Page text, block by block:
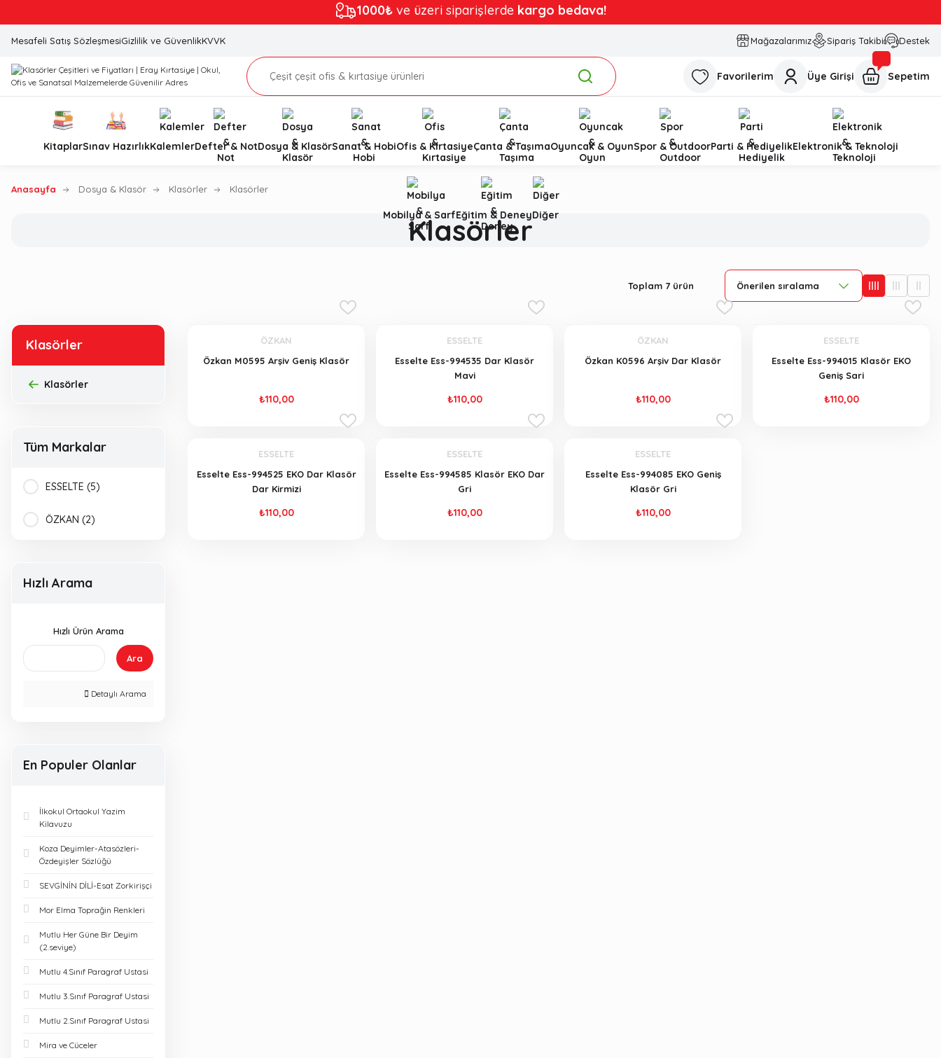
1000₺ve üzeri siparişlerde kargo bedava!
Mesafeli Satış SözleşmesiGizlilik ve GüvenlikKVVK Mağazalarımız Sipariş Takibi Destek
Favorilerim Üye Girişi Sepetim
KitaplarSınav HazırlıkKalemlerDefter & NotDosya & KlasörSanat & HobiOfis & KırtasiyeÇanta & TaşımaOyuncak & OyunSpor & OutdoorParti & HediyelikElektronik & Teknoloji
Mobilya & SarfEğitim & DeneyDiğer
Anasayfa Dosya & Klasör Klasörler Klasörler
Klasörler
Toplam 7 ürün
Klasörler
Klasörler
Tüm Markalar
ESSELTE (5)
ÖZKAN (2)
Hızlı Arama
Hızlı Ürün Arama
Ara
Detaylı Arama
En Populer Olanlar
İlkokul Ortaokul Yazim
Kilavuzu
Koza Deyimler-Atasözleri-
Özdeyişler Sözlüğü
SEVGİNİN DİLİ-Esat Zorkirişçi
Mor Elma Toprağin Renkleri
Mutlu Her Güne Bir Deyim
(2.seviye)
Mutlu 4.Sınıf Paragraf Ustasi
Mutlu 3.Sınıf Paragraf Ustasi
Mutlu 2.Sınıf Paragraf Ustasi
Mira ve Cüceler
ÖZKAN
Özkan M0595 Arşiv Geniş Klasör
₺110,00
ESSELTE
Esselte Ess-994535 Dar Klasör
Mavi
₺110,00
ÖZKAN
Özkan K0596 Arşiv Dar Klasör
₺110,00
ESSELTE
Esselte Ess-994015 Klasör EKO
Geniş Sari
₺110,00
ESSELTE
Esselte Ess-994525 EKO Dar Klasör
Dar Kirmizi
₺110,00
ESSELTE
Esselte Ess-994585 Klasör EKO Dar
Gri
₺110,00
ESSELTE
Esselte Ess-994085 EKO Geniş
Klasör Gri
₺110,00